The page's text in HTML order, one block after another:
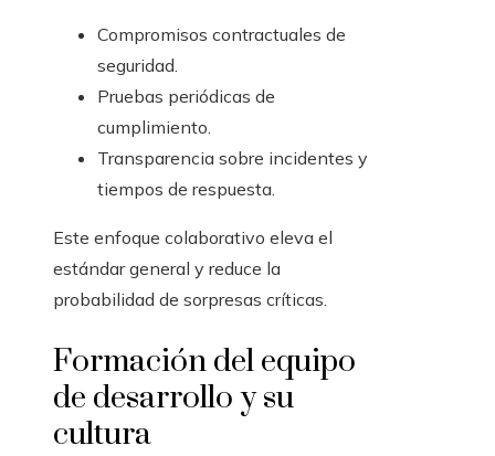
Compromisos contractuales de
seguridad.
Pruebas periódicas de
cumplimiento.
Transparencia sobre incidentes y
tiempos de respuesta.
Este enfoque colaborativo eleva el
estándar general y reduce la
probabilidad de sorpresas críticas.
Formación del equipo
de desarrollo y su
cultura